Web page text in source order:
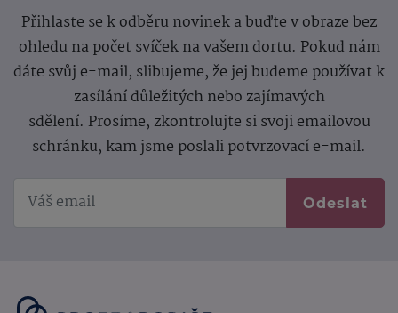
Přihlaste se k odběru novinek a buďte v obraze bez
ohledu na počet svíček na vašem dortu. Pokud nám
dáte svůj e-mail, slibujeme, že jej budeme používat k
zasílání důležitých nebo zajímavých
sdělení. Prosíme, zkontrolujte si svoji emailovou
schránku, kam jsme poslali potvrzovací e-mail.
Odeslat